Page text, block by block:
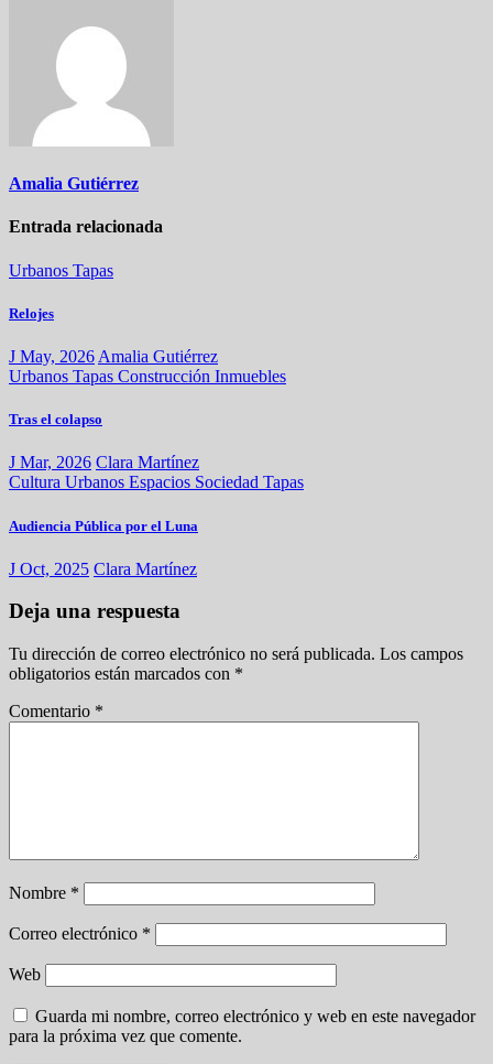
Amalia Gutiérrez
Entrada relacionada
Urbanos Tapas
Relojes
J May, 2026 Amalia Gutiérrez
Urbanos Tapas Construcción Inmuebles
Tras el colapso
J Mar, 2026 Clara Martínez
Cultura Urbanos Espacios Sociedad Tapas
Audiencia Pública por el Luna
J Oct, 2025 Clara Martínez
Deja una respuesta
Tu dirección de correo electrónico no será publicada. Los campos
obligatorios están marcados con *
Comentario *
Nombre *
Correo electrónico *
Web
Guarda mi nombre, correo electrónico y web en este navegador
para la próxima vez que comente.